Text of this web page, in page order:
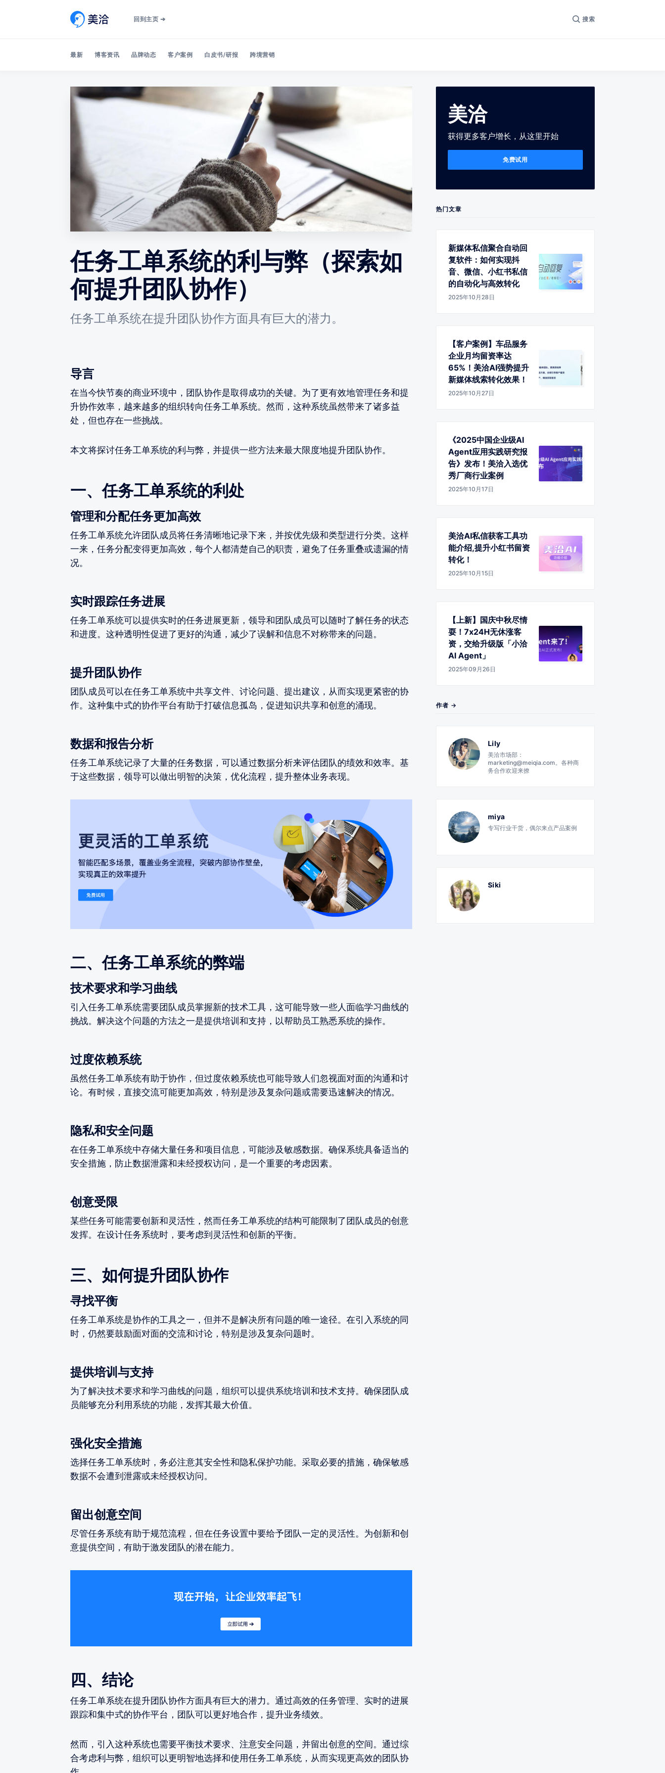
回到主页 ➔ 搜索
最新 博客资讯 品牌动态 客户案例 白皮书/研报 跨境营销
任务工单系统的利与弊（探索如
何提升团队协作）
任务工单系统在提升团队协作方面具有巨大的潜力。
导言
在当今快节奏的商业环境中，团队协作是取得成功的关键。为了更有效地管理任务和提
升协作效率，越来越多的组织转向任务工单系统。然而，这种系统虽然带来了诸多益
处，但也存在一些挑战。
本文将探讨任务工单系统的利与弊，并提供一些方法来最大限度地提升团队协作。
一、任务工单系统的利处
管理和分配任务更加高效
任务工单系统允许团队成员将任务清晰地记录下来，并按优先级和类型进行分类。这样
一来，任务分配变得更加高效，每个人都清楚自己的职责，避免了任务重叠或遗漏的情
况。
实时跟踪任务进展
任务工单系统可以提供实时的任务进展更新，领导和团队成员可以随时了解任务的状态
和进度。这种透明性促进了更好的沟通，减少了误解和信息不对称带来的问题。
提升团队协作
团队成员可以在任务工单系统中共享文件、讨论问题、提出建议，从而实现更紧密的协
作。这种集中式的协作平台有助于打破信息孤岛，促进知识共享和创意的涌现。
数据和报告分析
任务工单系统记录了大量的任务数据，可以通过数据分析来评估团队的绩效和效率。基
于这些数据，领导可以做出明智的决策，优化流程，提升整体业务表现。
二、任务工单系统的弊端
技术要求和学习曲线
引入任务工单系统需要团队成员掌握新的技术工具，这可能导致一些人面临学习曲线的
挑战。解决这个问题的方法之一是提供培训和支持，以帮助员工熟悉系统的操作。
过度依赖系统
虽然任务工单系统有助于协作，但过度依赖系统也可能导致人们忽视面对面的沟通和讨
论。有时候，直接交流可能更加高效，特别是涉及复杂问题或需要迅速解决的情况。
隐私和安全问题
在任务工单系统中存储大量任务和项目信息，可能涉及敏感数据。确保系统具备适当的
安全措施，防止数据泄露和未经授权访问，是一个重要的考虑因素。
创意受限
某些任务可能需要创新和灵活性，然而任务工单系统的结构可能限制了团队成员的创意
发挥。在设计任务系统时，要考虑到灵活性和创新的平衡。
三、如何提升团队协作
寻找平衡
任务工单系统是协作的工具之一，但并不是解决所有问题的唯一途径。在引入系统的同
时，仍然要鼓励面对面的交流和讨论，特别是涉及复杂问题时。
提供培训与支持
为了解决技术要求和学习曲线的问题，组织可以提供系统培训和技术支持。确保团队成
员能够充分利用系统的功能，发挥其最大价值。
强化安全措施
选择任务工单系统时，务必注意其安全性和隐私保护功能。采取必要的措施，确保敏感
数据不会遭到泄露或未经授权访问。
留出创意空间
尽管任务系统有助于规范流程，但在任务设置中要给予团队一定的灵活性。为创新和创
意提供空间，有助于激发团队的潜在能力。
四、结论
任务工单系统在提升团队协作方面具有巨大的潜力。通过高效的任务管理、实时的进展
跟踪和集中式的协作平台，团队可以更好地合作，提升业务绩效。
然而，引入这种系统也需要平衡技术要求、注意安全问题，并留出创意的空间。通过综
合考虑利与弊，组织可以更明智地选择和使用任务工单系统，从而实现更高效的团队协
美洽
获得更多客户增长，从这里开始
免费试用
热门文章
新媒体私信聚合自动回
复软件：如何实现抖
音、微信、小红书私信
的自动化与高效转化
2025年10月28日
【客户案例】车品服务
企业月均留资率达
65%！美洽AI强势提升
新媒体线索转化效果！
2025年10月27日
《2025中国企业级AI
Agent应用实践研究报
告》发布！美洽入选优
秀厂商行业案例
2025年10月17日
美洽AI私信获客工具功
能介绍,提升小红书留资
转化！
2025年10月15日
【上新】国庆中秋尽情
耍！7x24H无休涨客
资，交给升级版「小洽
AI Agent」
2025年09月26日
作者 →
Lily
美洽市场部：
marketing@meiqia.com。各种商
务合作欢迎来撩
miya
专写行业干货，偶尔来点产品案例
Siki